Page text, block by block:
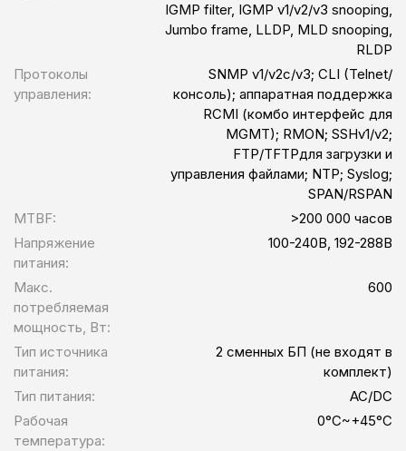
IGMP filter, IGMP v1/v2/v3 snooping,
Jumbo frame, LLDP, MLD snooping,
RLDP
Протоколы
управления:
SNMP v1/v2c/v3; CLI (Telnet/
консоль); аппаратная поддержка
RCMI (комбо интерфейс для
MGMT); RMON; SSHv1/v2;
FTP/TFTPдля загрузки и
управления файлами; NTP; Syslog;
SPAN/RSPAN
MTBF:
>200 000 часов
Напряжение
питания:
100-240В, 192-288В
Макс.
потребляемая
мощность, Вт:
600
Тип источника
питания:
2 сменных БП (не входят в
комплект)
Тип питания:
AC/DC
Рабочая
температура:
0°C~+45°C